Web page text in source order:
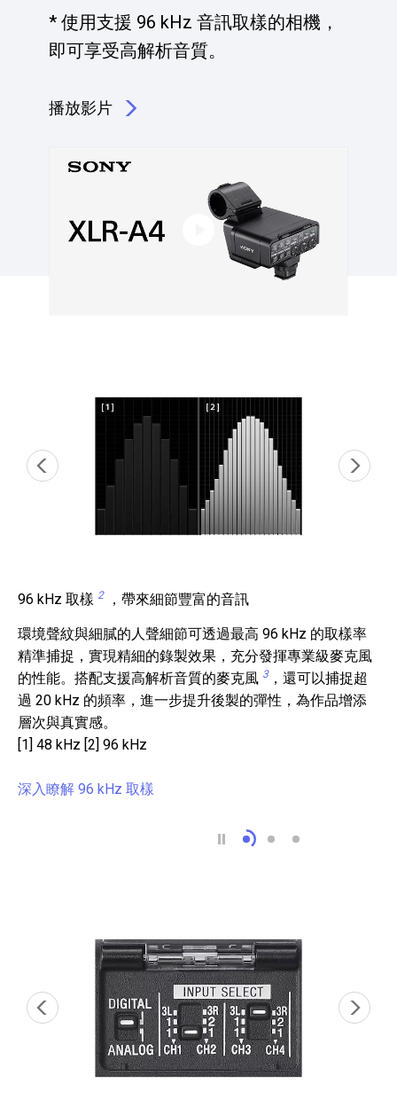
* 使用支援 96 kHz 音訊取樣的相機，
即可享受高解析音質。
播放影片
96 kHz 取樣 2 ，帶來
32 位浮點錄音 2，
雙 ADC 5 ，帶
96 kHz 取樣 2，帶來細節豐富的音訊
環境聲紋與細膩的人聲細節可透過最高 96 kHz 的取樣率
精準捕捉，實現精細的錄製效果，充分發揮專業級麥克風
的性能。搭配支援高解析音質的麥克風 3，還可以捕捉超
過 20 kHz 的頻率，進一步提升後製的彈性，為作品增添
層次與真實感。
[1] 48 kHz [2] 96 kHz
深入瞭解 96 kHz 取樣